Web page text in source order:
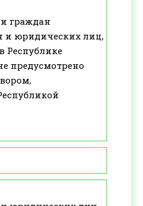
граждан
и юридических лиц,
Республике
предусмотрено